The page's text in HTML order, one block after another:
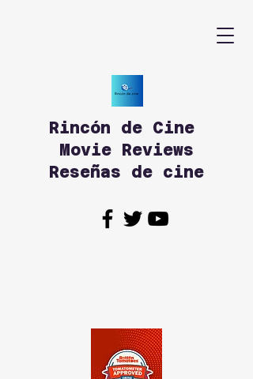
Rincón de Cine
Movie Reviews
Reseñas de cine